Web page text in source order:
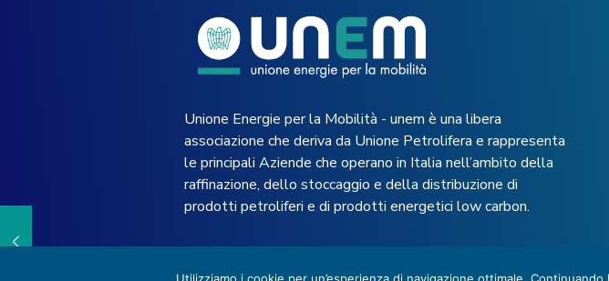
Unione Energie per la Mobilità - unem è una libera
associazione che deriva da Unione Petrolifera e rappresenta
le principali Aziende che operano in Italia nell’ambito della
raffinazione, dello stoccaggio e della distribuzione di
prodotti petroliferi e di prodotti energetici low carbon.
Utilizziamo i cookie per un’esperienza di navigazione ottimale. Continuando